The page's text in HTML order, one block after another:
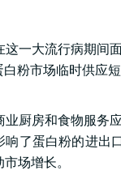
一大流行病期间
粉市场临时供应
厨房和食物服务
了蛋白粉的进出
场增长。